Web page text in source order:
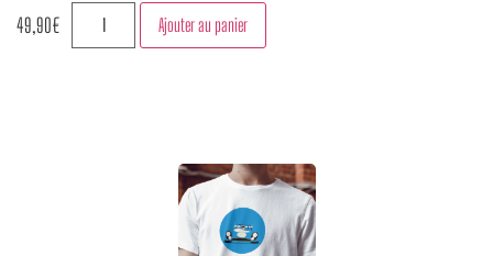
49,90€ Ajouter au panier